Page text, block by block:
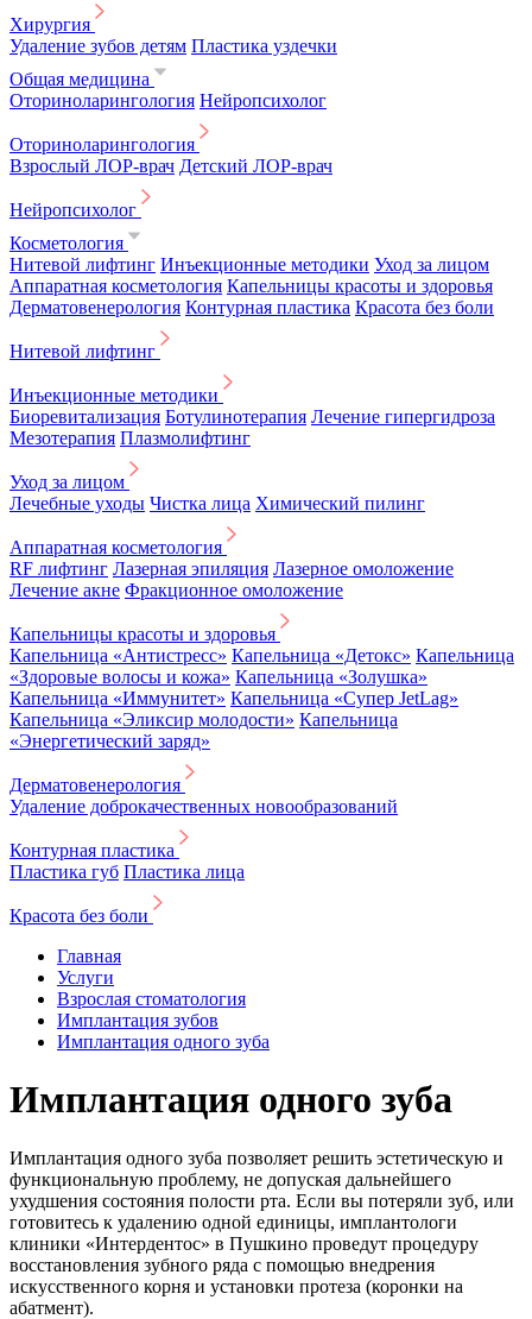
Хирургия
Удаление зубов детям Пластика уздечки
Общая медицина
Оториноларингология Нейропсихолог
Оториноларингология
Взрослый ЛОР-врач Детский ЛОР-врач
Нейропсихолог
Косметология
Нитевой лифтинг Инъекционные методики Уход за лицом
Аппаратная косметология Капельницы красоты и здоровья
Дерматовенерология Контурная пластика Красота без боли
Нитевой лифтинг
Инъекционные методики
Биоревитализация Ботулинотерапия Лечение гипергидроза
Мезотерапия Плазмолифтинг
Уход за лицом
Лечебные уходы Чистка лица Химический пилинг
Аппаратная косметология
RF лифтинг Лазерная эпиляция Лазерное омоложение
Лечение акне Фракционное омоложение
Капельницы красоты и здоровья
Капельница «Антистресс» Капельница «Детокс» Капельница
«Здоровые волосы и кожа» Капельница «Золушка»
Капельница «Иммунитет» Капельница «Супер JetLag»
Капельница «Эликсир молодости» Капельница
«Энергетический заряд»
Дерматовенерология
Удаление доброкачественных новообразований
Контурная пластика
Пластика губ Пластика лица
Красота без боли
Главная
Услуги
Взрослая стоматология
Имплантация зубов
Имплантация одного зуба
Имплантация одного зуба
Имплантация одного зуба позволяет решить эстетическую и
функциональную проблему, не допуская дальнейшего
ухудшения состояния полости рта. Если вы потеряли зуб, или
готовитесь к удалению одной единицы, имплантологи
клиники «Интердентос» в Пушкино проведут процедуру
восстановления зубного ряда с помощью внедрения
искусственного корня и установки протеза (коронки на
абатмент).